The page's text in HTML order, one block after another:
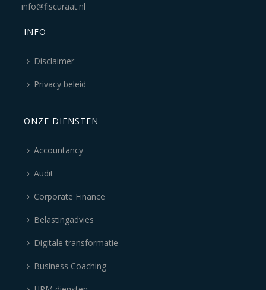
info@fiscuraat.nl
INFO
Disclaimer
Privacy beleid
ONZE DIENSTEN
Accountancy
Audit
Corporate Finance
Belastingadvies
Digitale transformatie
Business Coaching